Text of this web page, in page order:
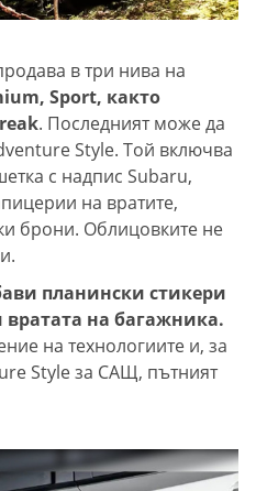
в три нива на
Sport, както
. Последният може да
Style. Той включва
с надпис Subaru,
на вратите,
брони. Облицовките не
планински стикери
на багажника.
на технологиите и, за
Style за САЩ, пътният